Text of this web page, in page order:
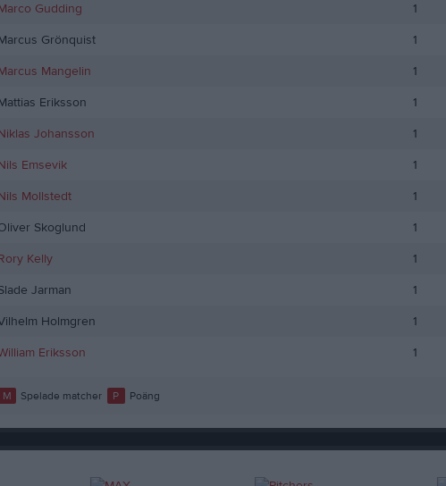
Gudding
1
Grönquist
1
Mangelin
1
Eriksson
1
Johansson
1
Emsevik
1
Mollstedt
1
Skoglund
1
Kelly
1
Jarman
1
Holmgren
1
Eriksson
1
M Spelade matcher P Poäng